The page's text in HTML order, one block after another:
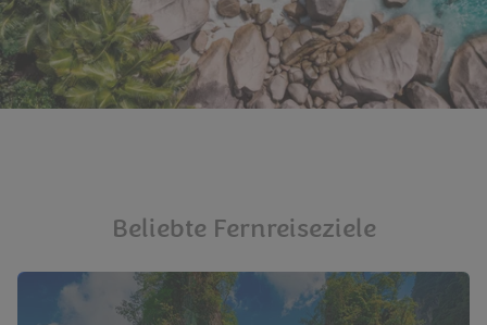
Beliebte Fernreiseziele